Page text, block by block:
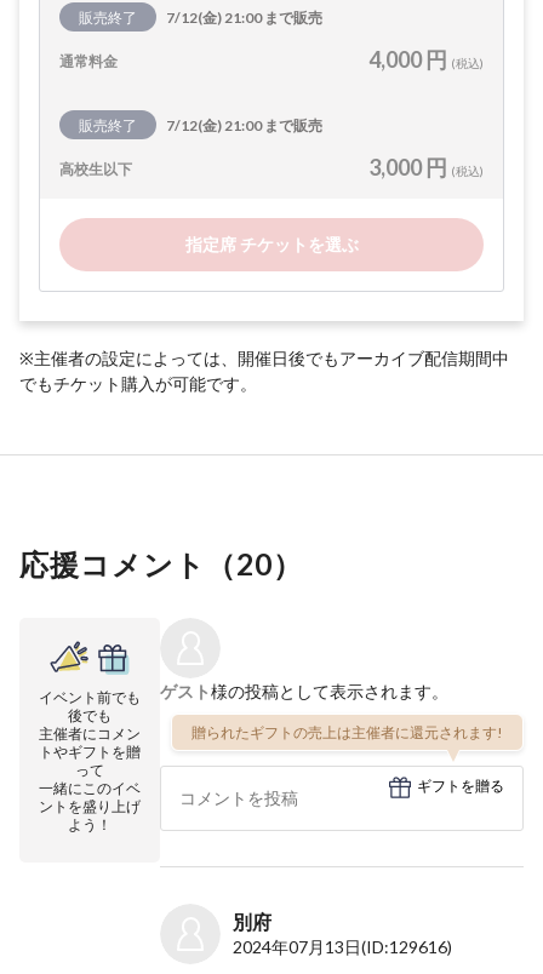
販売終了 7/12(金) 21:00 まで販売
通常料金 4,000 円 (税込)
販売終了 7/12(金) 21:00 まで販売
高校生以下 3,000 円 (税込)
指定席 チケットを選ぶ
※主催者の設定によっては、開催日後でもアーカイブ配信期間中
でもチケット購入が可能です。
応援コメント（20）
イベント前でも
後でも
主催者にコメン
トやギフトを贈
って
一緒にこのイベ
ントを盛り上げ
よう！
ゲスト様の投稿として表示されます。
贈られたギフトの売上は主催者に還元されます!
ギフトを贈る
別府
2024年07月13日(ID:129616)